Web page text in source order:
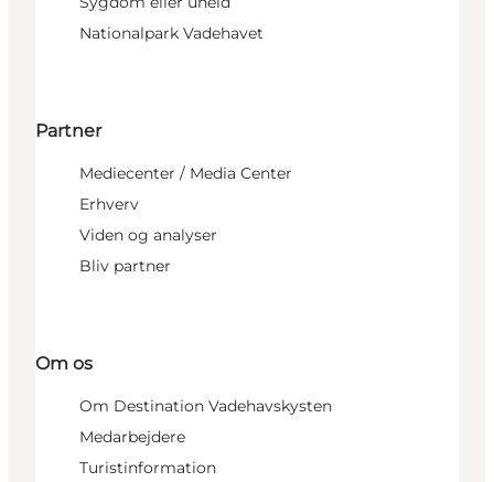
Nationalpark Vadehavet
Partner
Mediecenter / Media Center
Erhverv
Viden og analyser
Bliv partner
Om os
Om Destination Vadehavskysten
Medarbejdere
Turistinformation